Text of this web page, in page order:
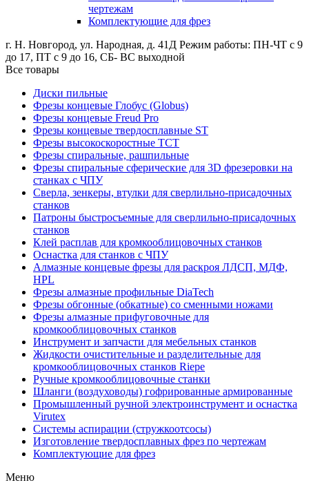
чертежам
Комплектующие для фрез
г. Н. Новгород, ул. Народная, д. 41Д Режим работы: ПН-ЧТ с 9
до 17, ПТ с 9 до 16, СБ- ВС выходной
Все товары
Диски пильные
Фрезы концевые Глобус (Globus)
Фрезы концевые Freud Pro
Фрезы концевые твердосплавные ST
Фрезы высокоскоростные ТСТ
Фрезы спиральные, рашпильные
Фрезы спиральные сферические для 3D фрезеровки на
станках с ЧПУ
Сверла, зенкеры, втулки для сверлильно-присадочных
станков
Патроны быстросъемные для сверлильно-присадочных
станков
Клей расплав для кромкооблицовочных станков
Оснастка для станков с ЧПУ
Алмазные концевые фрезы для раскроя ЛДСП, МДФ,
HPL
Фрезы алмазные профильные DiaTech
Фрезы обгонные (обкатные) со сменными ножами
Фрезы алмазные прифуговочные для
кромкооблицовочных станков
Инструмент и запчасти для мебельных станков
Жидкости очистительные и разделительные для
кромкооблицовочных станков Riepe
Ручные кромкооблицовочные станки
Шланги (воздуховоды) гофрированные армированные
Промышленный ручной электроинструмент и оснастка
Virutex
Системы аспирации (стружкоотсосы)
Изготовление твердосплавных фрез по чертежам
Комплектующие для фрез
Меню